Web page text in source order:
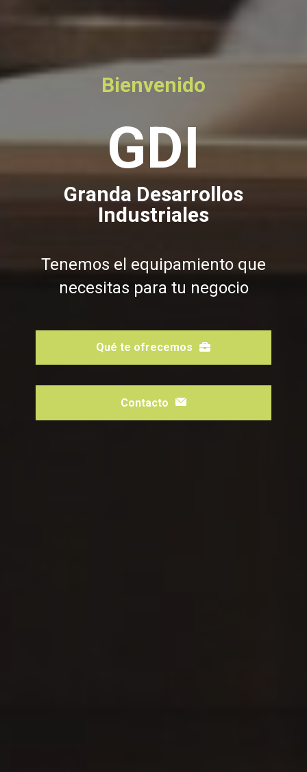
Bienvenido
GDI
Granda Desarrollos
Industriales
Tenemos el equipamiento que
necesitas para tu negocio
Qué te ofrecemos
Contacto